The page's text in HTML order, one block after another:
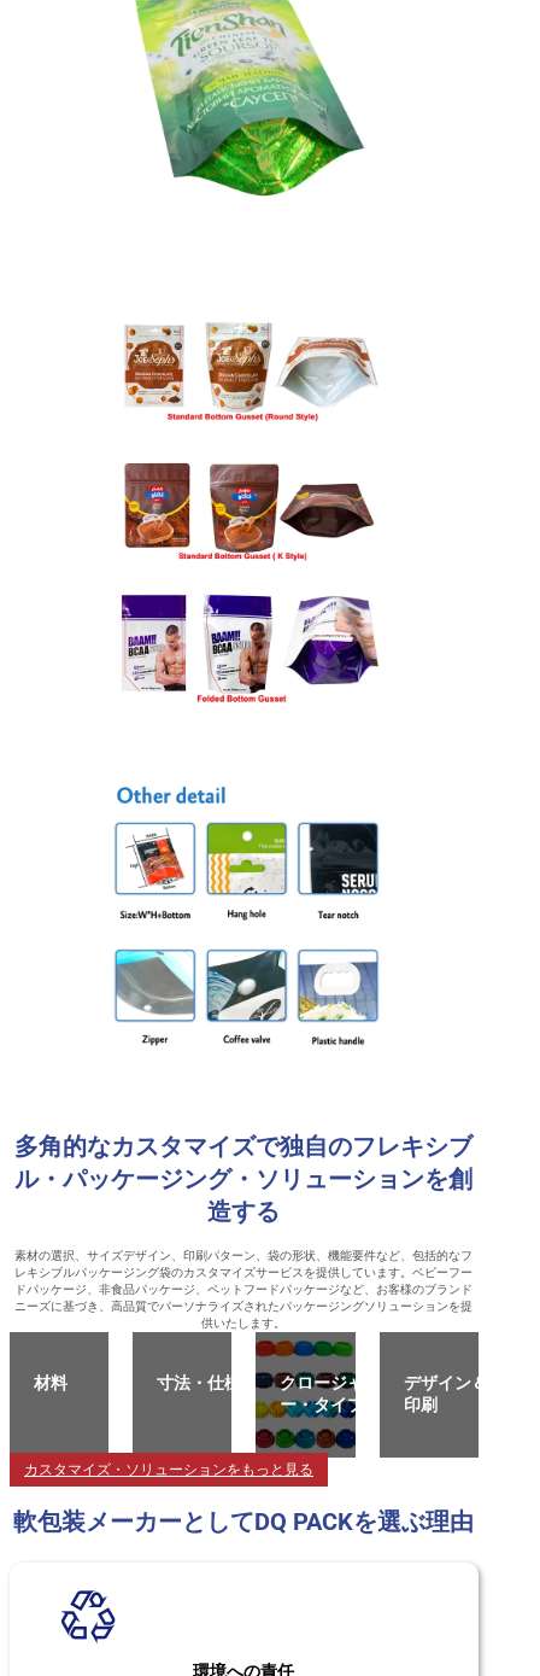
多角的なカスタマイズで独自のフレキシブ
ル・パッケージング・ソリューションを創
造する
素材の選択、サイズデザイン、印刷パターン、袋の形状、機能要件など、包括的なフ
レキシブルパッケージング袋のカスタマイズサービスを提供しています。ベビーフー
ドパッケージ、非食品パッケージ、ペットフードパッケージなど、お客様のブランド
ニーズに基づき、高品質でパーソナライズされたパッケージングソリューションを提
供いたします。
材料 寸法・仕様
クロージャ
ー・タイプ
デザイン＆
印刷
カスタマイズ・ソリューションをもっと見る
軟包装メーカーとしてDQ PACKを選ぶ理由
環境への責任